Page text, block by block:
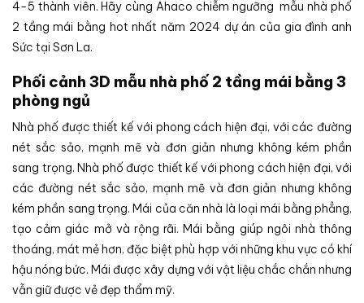
4-5 thành viên. Hãy cùng Ahaco chiễm ngưỡng mẫu nhà phố
2 tầng mái bằng hot nhất năm 2024 dự án của gia đình anh
Sức tại Sơn La.
Phối cảnh 3D mẫu nhà phố 2 tầng mái bằng 3
phòng ngủ
Nhà phố được thiết kế với phong cách hiện đại, với các đường
nét sắc sảo, mạnh mẽ và đơn giản nhưng không kém phần
sang trọng. Nhà phố được thiết kế với phong cách hiện đại, với
các đường nét sắc sảo, mạnh mẽ và đơn giản nhưng không
kém phần sang trọng. Mái của căn nhà là loại mái bằng phẳng,
tạo cảm giác mở và rộng rãi. Mái bằng giúp ngôi nhà thông
thoáng, mát mẻ hơn, đặc biệt phù hợp với những khu vực có khí
hậu nóng bức. Mái được xây dựng với vật liệu chắc chắn nhưng
vẫn giữ được vẻ đẹp thẩm mỹ.